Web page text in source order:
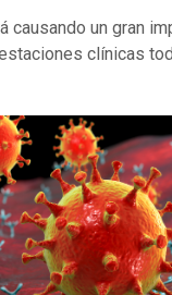
causando un gran
clínicas